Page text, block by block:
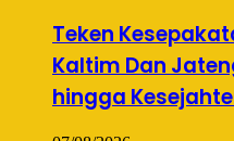
Teken
Kaltim Dan
hingga